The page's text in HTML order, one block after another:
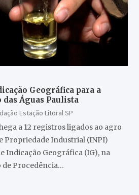
Geográfica para a
Águas Paulista
Estação Litoral SP
a 12 registros ligados ao agro
Propriedade Industrial (INPI)
Indicação Geográfica (IG), na
de Procedência…